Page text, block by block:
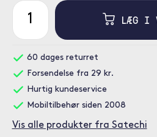
LÆG I
60 dages returret
Forsendelse fra 29 kr.
Hurtig kundeservice
Mobiltilbehør siden 2008
Vis alle produkter fra Satechi